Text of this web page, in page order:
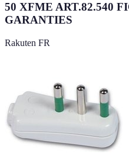
50 XFME ART.82.540
GARANTIES
Rakuten FR